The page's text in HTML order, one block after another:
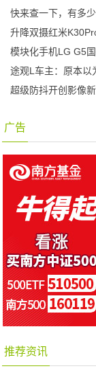
快来查一下，有多
升降双摄红米
模块化手机LG G5
途观L车主：原本以
超级防抖开创影像
广告
推荐资讯